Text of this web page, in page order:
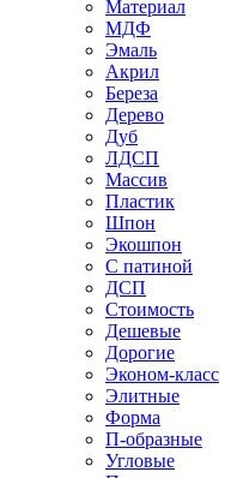
Материал
МДФ
Эмаль
Акрил
Береза
Дерево
Дуб
ЛДСП
Массив
Пластик
Шпон
Экошпон
С патиной
ДСП
Стоимость
Дешевые
Дорогие
Эконом-класс
Элитные
Форма
П-образные
Угловые